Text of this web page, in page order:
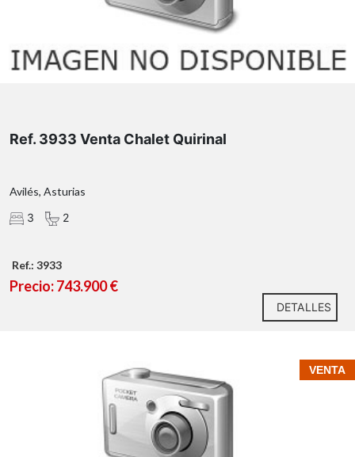
Ref. 3933 Venta Chalet Quirinal
Avilés, Asturias
3
2
Ref.: 3933
Precio: 743.900 €
DETALLES
VENTA